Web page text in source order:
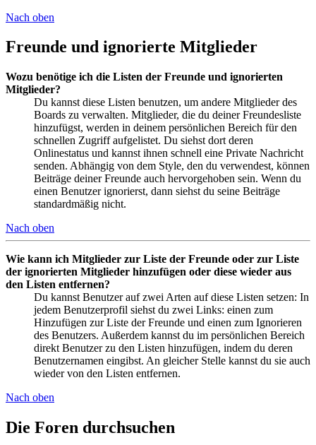
Nach oben
Freunde und ignorierte Mitglieder
Wozu benötige ich die Listen der Freunde und ignorierten
Mitglieder?
Du kannst diese Listen benutzen, um andere Mitglieder des
Boards zu verwalten. Mitglieder, die du deiner Freundesliste
hinzufügst, werden in deinem persönlichen Bereich für den
schnellen Zugriff aufgelistet. Du siehst dort deren
Onlinestatus und kannst ihnen schnell eine Private Nachricht
senden. Abhängig von dem Style, den du verwendest, können
Beiträge deiner Freunde auch hervorgehoben sein. Wenn du
einen Benutzer ignorierst, dann siehst du seine Beiträge
standardmäßig nicht.
Nach oben
Wie kann ich Mitglieder zur Liste der Freunde oder zur Liste
der ignorierten Mitglieder hinzufügen oder diese wieder aus
den Listen entfernen?
Du kannst Benutzer auf zwei Arten auf diese Listen setzen: In
jedem Benutzerprofil siehst du zwei Links: einen zum
Hinzufügen zur Liste der Freunde und einen zum Ignorieren
des Benutzers. Außerdem kannst du im persönlichen Bereich
direkt Benutzer zu den Listen hinzufügen, indem du deren
Benutzernamen eingibst. An gleicher Stelle kannst du sie auch
wieder von den Listen entfernen.
Nach oben
Die Foren durchsuchen